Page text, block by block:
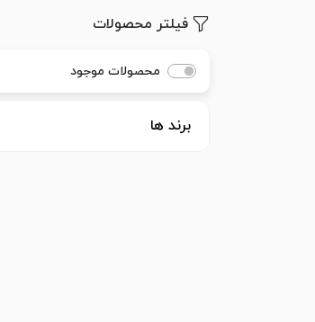
فیلتر محصولات
محصولات موجود
برند ها